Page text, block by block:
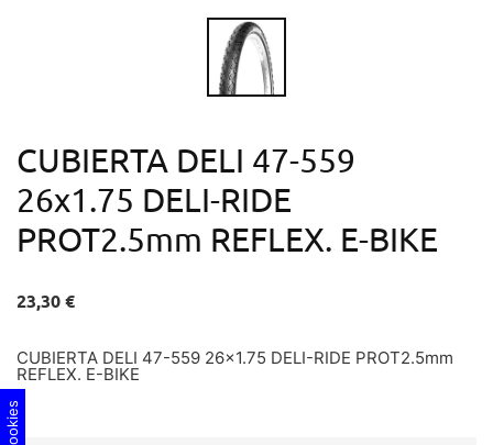
CUBIERTA DELI 47-559
26x1.75 DELI-RIDE
PROT2.5mm REFLEX. E-BIKE
23,30 €
CUBIERTA DELI 47-559 26x1.75 DELI-RIDE PROT2.5mm
REFLEX. E-BIKE